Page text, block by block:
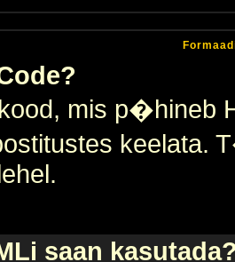
mis p�hineb
keelata.
saan